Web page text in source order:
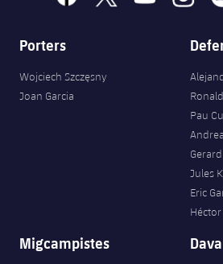
Porters
Wojciech Szczęsny
Joan Garcia
Pau
Jules
Eric
Migcampistes